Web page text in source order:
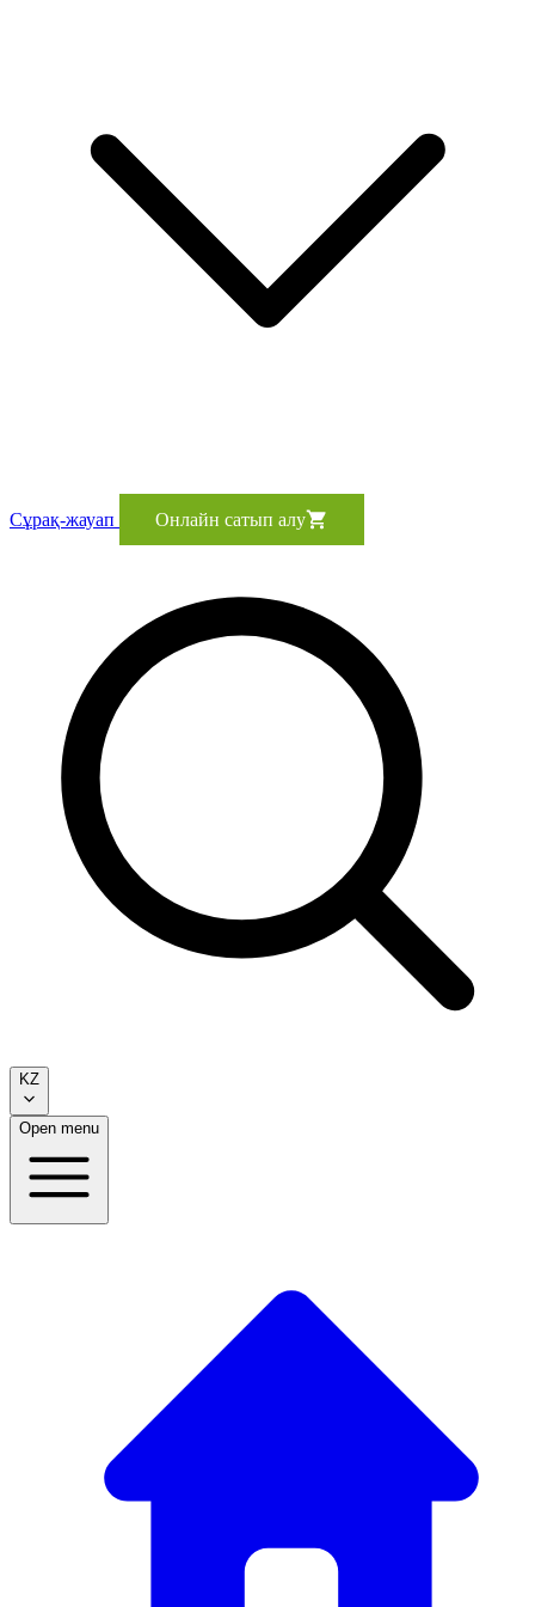
Сұрақ-жауап Онлайн сатып алу
KZ
Open menu